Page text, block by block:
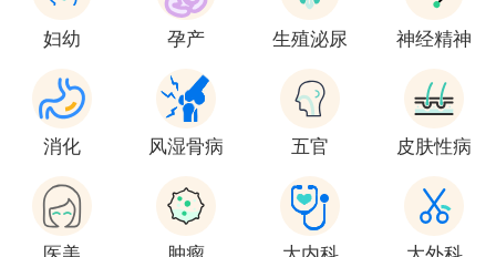
妇幼 孕产 生殖泌尿 神经精神
消化 风湿骨病 五官 皮肤性病